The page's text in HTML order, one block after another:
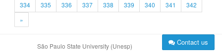
334
335 336 337 338 339 340 341
342
»
São Paulo State University (Unesp) Contact us